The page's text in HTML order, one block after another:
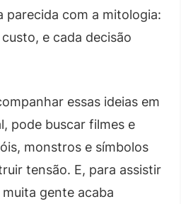
parecida com a mitologia:
e cada decisão
essas ideias em
pode buscar filmes e
monstros e símbolos
tensão. E, para assistir
gente acaba